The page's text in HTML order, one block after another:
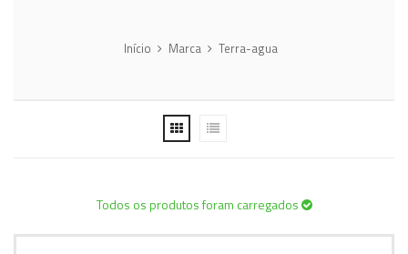
Início Marca Terra-agua
Todos os produtos foram carregados